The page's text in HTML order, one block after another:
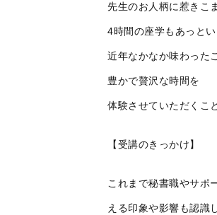
先生のお人柄に惹きこ
4時間の座学もあっと
近年なかなか味わった
豊かで贅沢な時間を
体験させていただくこ
【受講のきっかけ】
これまで秘書職やサポ
える印象や影響も認識